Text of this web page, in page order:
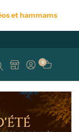
et hammams
0